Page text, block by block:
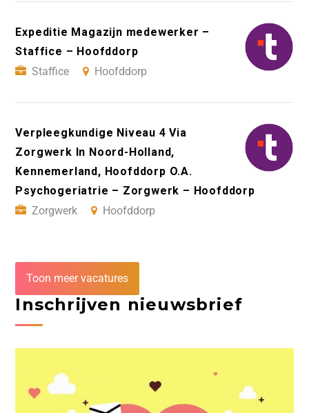
Expeditie Magazijn medewerker –
Staffice – Hoofddorp
Staffice
Hoofddorp
Verpleegkundige Niveau 4 Via
Zorgwerk In Noord-Holland,
Kennemerland, Hoofddorp O.A.
Psychogeriatrie – Zorgwerk – Hoofddorp
Zorgwerk
Hoofddorp
Toon meer vacatures
Inschrijven nieuwsbrief